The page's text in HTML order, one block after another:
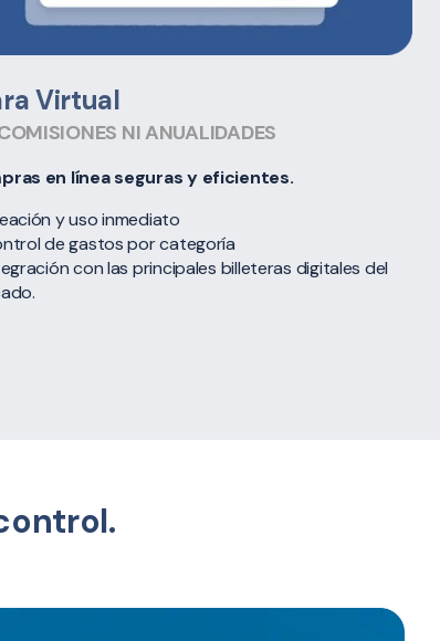
Virtual
NI ANUALIDADES
en línea seguras y eficientes.
y uso inmediato
de gastos por categoría
con las principales billeteras digitales del